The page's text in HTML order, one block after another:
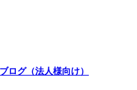
ログ（法人様向け）